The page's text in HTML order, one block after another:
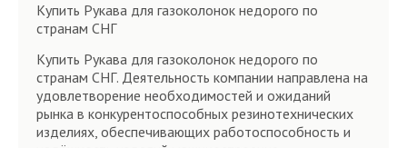
Купить Рукава для газоколонок недорого по
странам СНГ
Купить Рукава для газоколонок недорого по
странам СНГ. Деятельность компании направлена на
удовлетворение необходимостей и ожиданий
рынка в конкурентоспособных резинотехнических
изделиях, обеспечивающих работоспособность и